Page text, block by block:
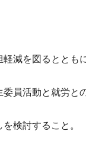
減を図るととも
員活動と就労と
検討すること。